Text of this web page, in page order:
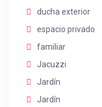
ducha exterior
espacio privado
familiar
Jacuzzi
Jardín
Jardín